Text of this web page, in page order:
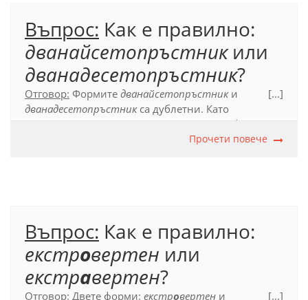
Въпрос: Как е правилно:
дванайсетопръстникили
дванадесетопръстник?
Отговор: Формите дванайсетопръстники
дванадесетопръстникса дублетни. Като
препоръчителна е означена по-кратката форма –
[...]
Прочети повече
Въпрос: Как е правилно:
екстровертен или
екстравертен?
Отговор: Двете форми: екстровертен и
[...]